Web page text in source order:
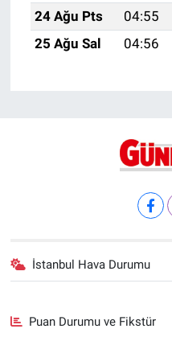
24 Ağu Pts
04:55
25 Ağu Sal
04:56
İstanbul Hava Durumu
Puan Durumu ve Fikstür